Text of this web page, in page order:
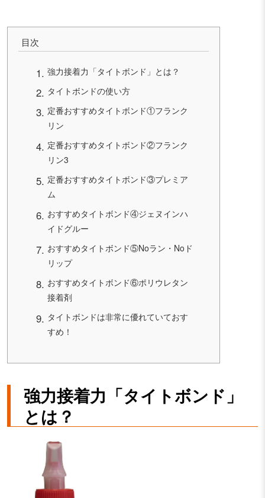
目次
強力接着力「タイトボンド」とは？
タイトボンドの使い方
定番おすすめタイトボンド①フランク
リン
定番おすすめタイトボンド②フランク
リン3
定番おすすめタイトボンド③プレミア
ム
おすすめタイトボンド④ジェヌインハ
イドグルー
おすすめタイトボンド⑤Noラン・Noド
リップ
おすすめタイトボンド⑥ポリウレタン
接着剤
タイトボンドは非常に優れていておす
すめ！
強力接着力「タイトボンド」
とは？